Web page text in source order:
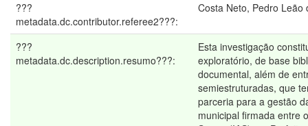
???
metadata.dc.contributor.referee2???:
Costa Neto, Pedro Leão
???
metadata.dc.description.resumo???:
Esta investigação
exploratório, de base
documental, além de
semiestruturadas, que
parceria para a gestão
municipal firmada entre